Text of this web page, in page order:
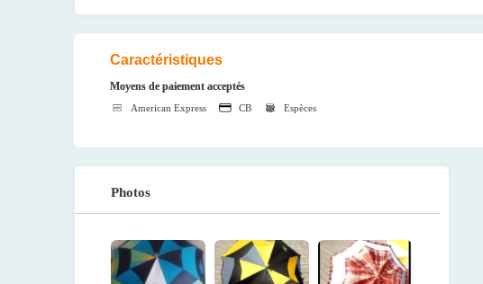
Caractéristiques
Moyens de paiement acceptés
American Express CB Espèces
Photos